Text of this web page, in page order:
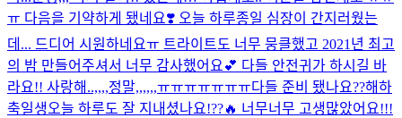
ㅠ 다음을 기약하게 됐네요❣️ 오늘 하루종일 심장이 간지러웠는
데... 드디어 시원하네요ㅠ 트라이트도 너무 뭉클했고 2021년 최고
의 밤 만들어주셔서 너무 감사했어요💕 다들 안전귀가 하시길 바
라요!! 사랑해..,,,,정말,,,,,,ㅠㅠㅠㅠㅠㅠㅠ다들 준비 됐나요??해하
축일생 오늘 하루도 잘 지내셨나요!??🔥 너무너무 고생많았어요!!!